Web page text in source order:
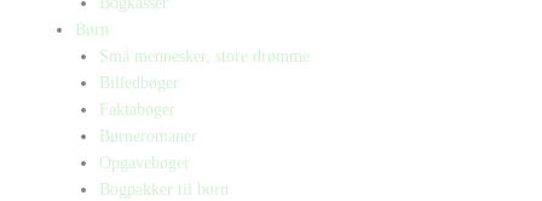
Børn
Små mennesker, store drømme
Billedbøger
Faktabøger
Børneromaner
Opgavebøger
Bogpakker til børn